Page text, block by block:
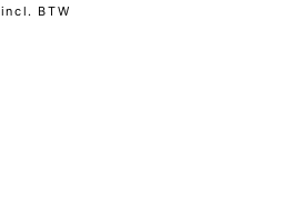
incl. BTW